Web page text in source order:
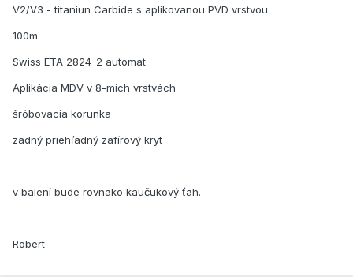
V2/V3 - titaniun Carbide s aplikovanou PVD vrstvou
100m
Swiss ETA 2824-2 automat
Aplikácia MDV v 8-mich vrstvách
šróbovacia korunka
zadný priehľadný zafírový kryt
v balení bude rovnako kaučukový ťah.
Robert